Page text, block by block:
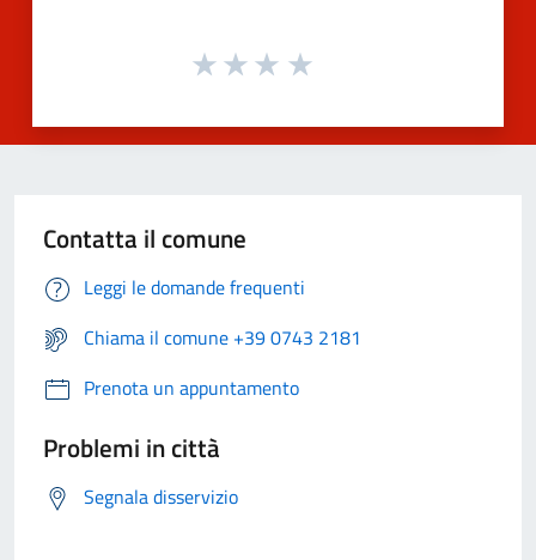
Contatta il comune
Leggi le domande frequenti
Chiama il comune +39 0743 2181
Prenota un appuntamento
Problemi in città
Segnala disservizio